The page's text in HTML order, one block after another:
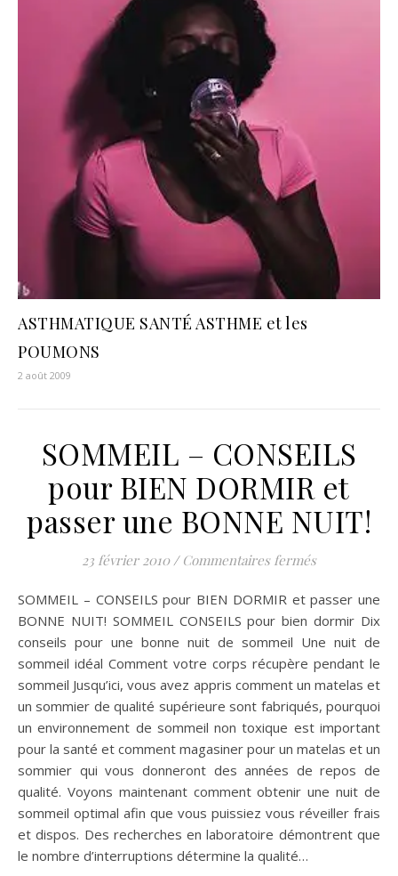
ASTHMATIQUE SANTÉ ASTHME et les
POUMONS
2 août 2009
SOMMEIL – CONSEILS
pour BIEN DORMIR et
passer une BONNE NUIT!
23 février 2010 / Commentaires ferméssur
SOMMEIL – CONSEILS pour BIEN DORMIR et passer une
BONNE NUIT! SOMMEIL CONSEILS pour bien dormir Dix
conseils pour une bonne nuit de sommeil Une nuit de
sommeil idéal Comment votre corps récupère pendant le
sommeil Jusqu’ici, vous avez appris comment un matelas et
un sommier de qualité supérieure sont fabriqués, pourquoi
un environnement de sommeil non toxique est important
pour la santé et comment magasiner pour un matelas et un
sommier qui vous donneront des années de repos de
qualité. Voyons maintenant comment obtenir une nuit de
sommeil optimal afin que vous puissiez vous réveiller frais
et dispos. Des recherches en laboratoire démontrent que
le nombre d’interruptions détermine la qualité…